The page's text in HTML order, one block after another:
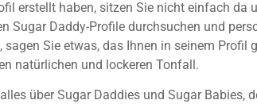
erstellt haben, sitzen Sie nicht einfach da
Sugar Daddy-Profile durchsuchen und
Sie etwas, das Ihnen in seinem Profil
natürlichen und lockeren Tonfall.
über Sugar Daddies und Sugar Babies,